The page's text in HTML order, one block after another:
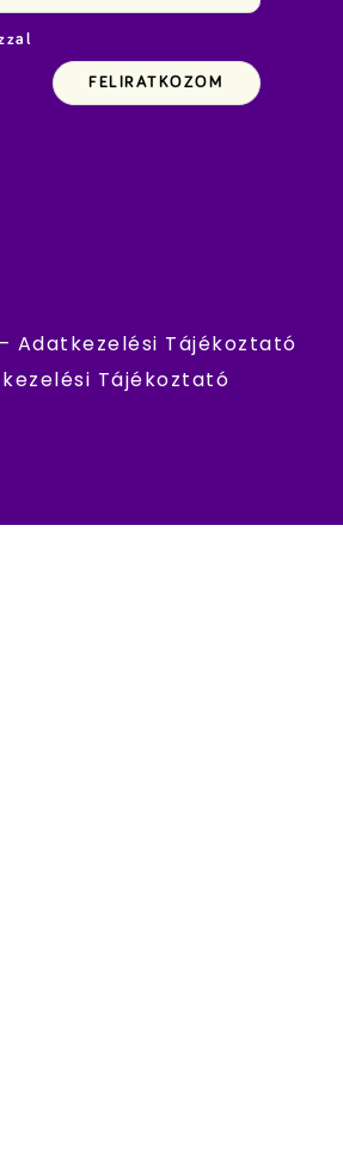
Adatkezelési Tájékoztató
Tájékoztató